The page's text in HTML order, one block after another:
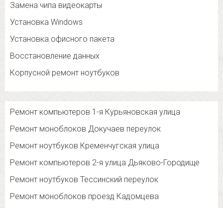
Замена чипа видеокарты
Установка Windows
Установка офисного пакета
Восстановление данных
Корпусной ремонт ноутбуков
Ремонт компьютеров 1-я Курьяновская улица
Ремонт моноблоков Докучаев переулок
Ремонт ноутбуков Кременчугская улица
Ремонт компьютеров 2-я улица Дьяково-Городище
Ремонт ноутбуков Тессинский переулок
Ремонт моноблоков проезд Кадомцева